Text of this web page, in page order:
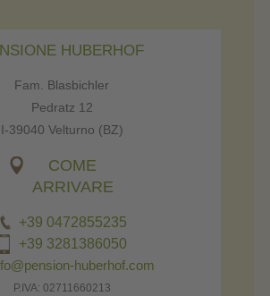
HUBERHOF
Fam. Blasbichler
Pedratz 12
I-39040 Velturno (BZ)
COME
ARRIVARE
+39 0472855235
+39 3281386050
huberhof.com
P.IVA: 02711660213